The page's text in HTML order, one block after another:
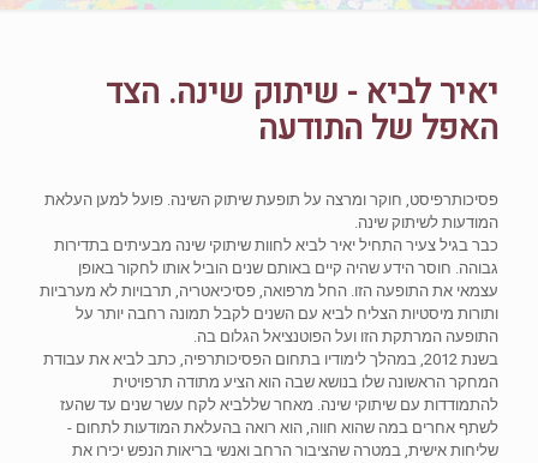
יאיר לביא - שיתוק שינה. הצד
האפל של התודעה
פסיכותרפיסט, חוקר ומרצה על תופעת שיתוק השינה. פועל למען העלאת
המודעות לשיתוק שינה.
כבר בגיל צעיר התחיל יאיר לביא לחוות שיתוקי שינה מבעיתים בתדירות
גבוהה. חוסר הידע שהיה קיים באותם שנים הוביל אותו לחקור באופן
עצמאי את התופעה הזו. החל מרפואה, פסיכיאטריה, תרבויות לא מערביות
ותורות מיסטיות הצליח לביא עם השנים לקבל תמונה רחבה יותר על
התופעה המרתקת הזו ועל הפוטנציאל הגלום בה.
בשנת 2012, במהלך לימודיו בתחום הפסיכותרפיה, כתב לביא את עבודת
המחקר הראשונה שלו בנושא שבה הוא הציע מתודה תרפויטית
להתמודדות עם שיתוקי שינה. מאחר שללביא לקח עשר שנים עד שהעז
לשתף אחרים במה שהוא חווה, הוא רואה בהעלאת המודעות לתחום -
שליחות אישית, במטרה שהציבור הרחב ואנשי בריאות הנפש יכירו את